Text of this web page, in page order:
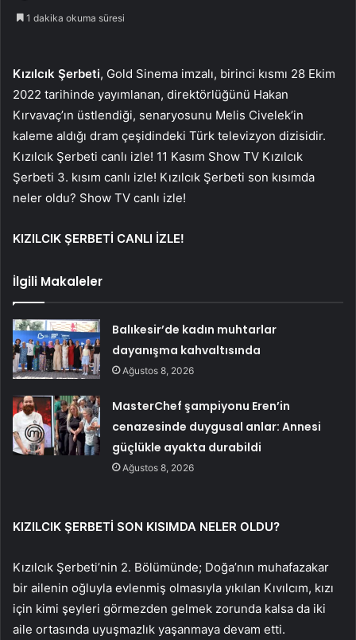
1 dakika okuma süresi
Kızılcık Şerbeti, Gold Sinema imzalı, birinci kısmı 28 Ekim
2022 tarihinde yayımlanan, direktörlüğünü Hakan
Kırvavaç’ın üstlendiği, senaryosunu Melis Civelek’in
kaleme aldığı dram çeşidindeki Türk televizyon dizisidir.
Kızılcık Şerbeti canlı izle! 11 Kasım Show TV Kızılcık
Şerbeti 3. kısım canlı izle! Kızılcık Şerbeti son kısımda
neler oldu? Show TV canlı izle!
KIZILCIK ŞERBETİ CANLI İZLE!
İlgili Makaleler
Balıkesir’de kadın muhtarlar
dayanışma kahvaltısında
Ağustos 8, 2026
MasterChef şampiyonu Eren’in
cenazesinde duygusal anlar: Annesi
güçlükle ayakta durabildi
Ağustos 8, 2026
KIZILCIK ŞERBETİ SON KISIMDA NELER OLDU?
Kızılcık Şerbeti’nin 2. Bölümünde; Doğa’nın muhafazakar
bir ailenin oğluyla evlenmiş olmasıyla yıkılan Kıvılcım, kızı
için kimi şeyleri görmezden gelmek zorunda kalsa da iki
aile ortasında uyuşmazlık yaşanmaya devam etti.